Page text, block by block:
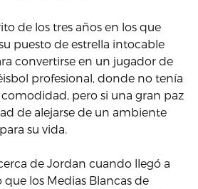
de los tres años en los que
puesto de estrella intocable
convertirse en un jugador de
profesional, donde no tenía
pero si una gran paz
de alejarse de un ambiente
su vida.
de Jordan cuando llegó a
que los Medias Blancas de